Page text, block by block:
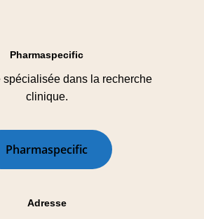
Pharmaspecific
spécialisée dans la recherche
clinique.
Pharmaspecific
Adresse